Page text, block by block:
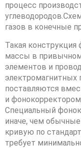
процесс
газов в конечные
Такая
массы в
элементов и
электромагнитных
поставляются
и
Специальный
иначе, чем
кривую по
требует